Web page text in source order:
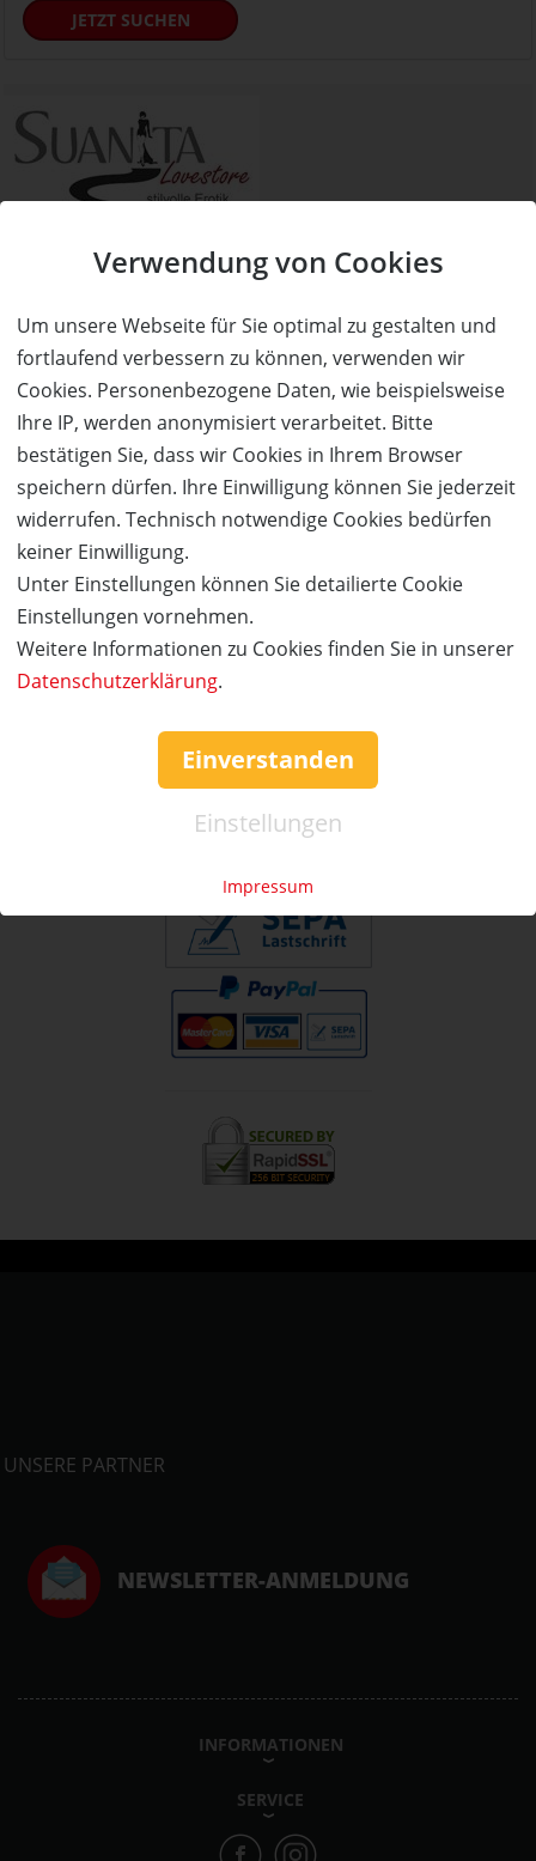
Verwendung von Cookies
Um unsere Webseite für Sie optimal zu gestalten und
fortlaufend verbessern zu können, verwenden wir
Cookies. Personenbezogene Daten, wie beispielsweise
Ihre IP, werden anonymisiert verarbeitet. Bitte
bestätigen Sie, dass wir Cookies in Ihrem Browser
speichern dürfen. Ihre Einwilligung können Sie jederzeit
widerrufen. Technisch notwendige Cookies bedürfen
keiner Einwilligung.
Unter Einstellungen können Sie detailierte Cookie
Einstellungen vornehmen.
Weitere Informationen zu Cookies finden Sie in unserer
Datenschutzerklärung.
Einverstanden
Einstellungen
Impressum
JETZT SUCHEN
Suanita Lovestore
Service & Hilfe
Mo. - Fr. 09:00-16:00
Tel.: +49 (0)941 46 39 63 90
»info@coupon-future.de
»FAQs
UNSERE PARTNER
NEWSLETTER-ANMELDUNG
INFORMATIONEN
SERVICE